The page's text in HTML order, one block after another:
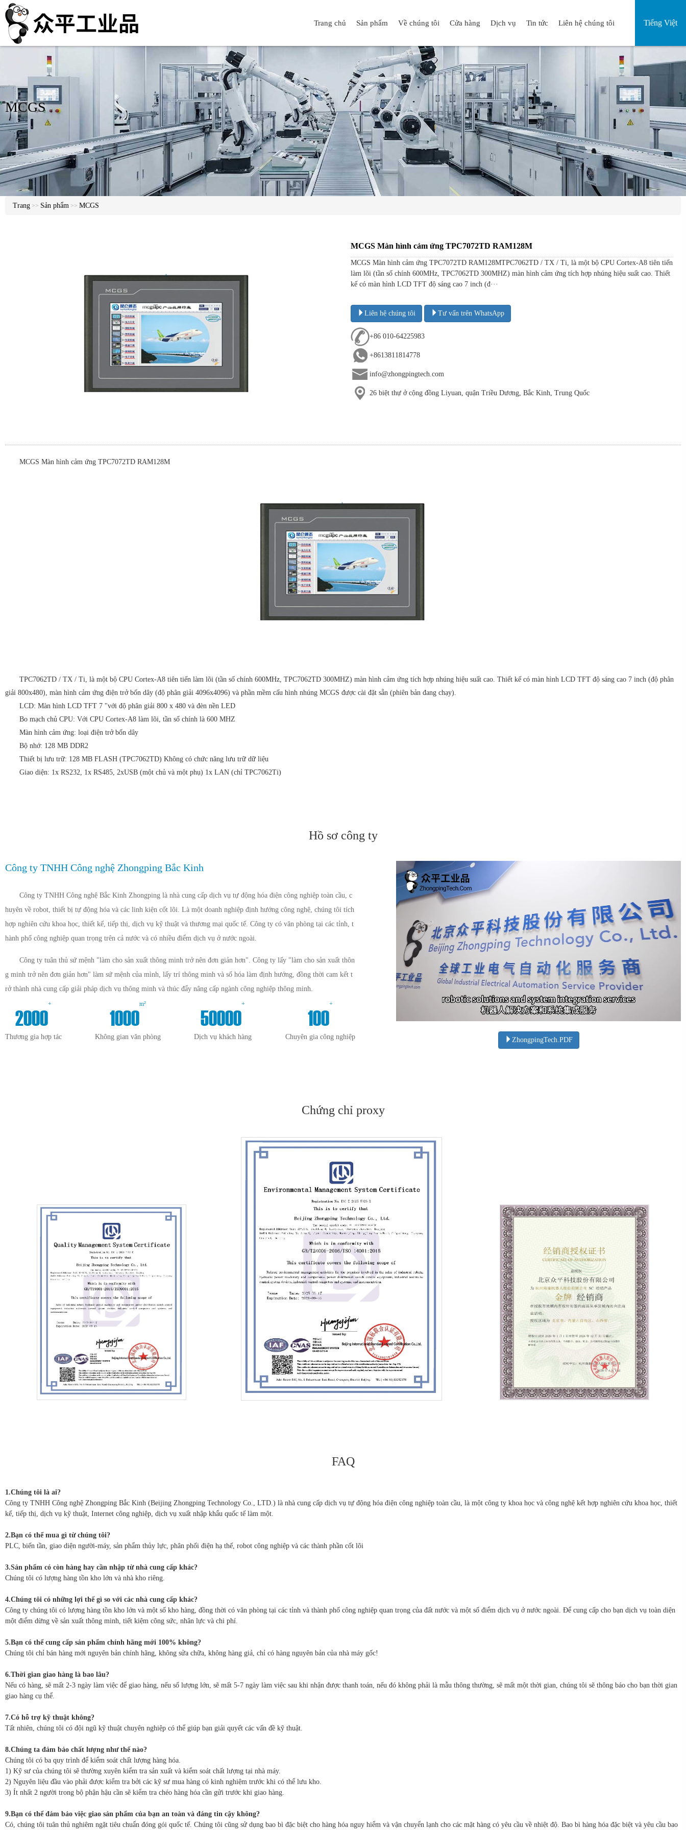
Tiếng Việt
Trang chủ Sản phẩm Về chúng tôi Cửa hàng Dịch vụ Tin tức Liên hệ chúng tôi
MCGS
Trang >> Sản phẩm >> MCGS
MCGS Màn hình cảm ứng TPC7072TD RAM128M
MCGS Màn hình cảm ứng TPC7072TD RAM128MTPC7062TD / TX / Ti, là một bộ CPU Cortex-A8 tiên tiến
làm lõi (tần số chính 600MHz, TPC7062TD 300MHZ) màn hình cảm ứng tích hợp nhúng hiệu suất cao. Thiết
kế có màn hình LCD TFT độ sáng cao 7 inch (đ···
Liên hệ chúng tôi Tư vấn trên WhatsApp
+86 010-64225983
+8613811814778
info@zhongpingtech.com
26 biệt thự ở cộng đồng Liyuan, quận Triều Dương, Bắc Kinh, Trung Quốc
MCGS Màn hình cảm ứng TPC7072TD RAM128M
TPC7062TD / TX / Ti, là một bộ CPU Cortex-A8 tiên tiến làm lõi (tần số chính 600MHz, TPC7062TD 300MHZ) màn hình cảm ứng tích hợp nhúng hiệu suất cao. Thiết kế có màn hình LCD TFT độ sáng cao 7 inch (độ phân
giải 800x480), màn hình cảm ứng điện trở bốn dây (độ phân giải 4096x4096) và phần mềm cấu hình nhúng MCGS được cài đặt sẵn (phiên bản đang chạy).
LCD: Màn hình LCD TFT 7 "với độ phân giải 800 x 480 và đèn nền LED
Bo mạch chủ CPU: Với CPU Cortex-A8 làm lõi, tần số chính là 600 MHZ
Màn hình cảm ứng: loại điện trở bốn dây
Bộ nhớ: 128 MB DDR2
Thiết bị lưu trữ: 128 MB FLASH (TPC7062TD) Không có chức năng lưu trữ dữ liệu
Giao diện: 1x RS232, 1x RS485, 2xUSB (một chủ và một phụ) 1x LAN (chỉ TPC7062Ti)
Hồ sơ công ty
Công ty TNHH Công nghệ Zhongping Bắc Kinh
Công ty TNHH Công nghệ Bắc Kinh Zhongping là nhà cung cấp dịch vụ tự động hóa điện công nghiệp toàn cầu, c
huyên về robot, thiết bị tự động hóa và các linh kiện cốt lõi. Là một doanh nghiệp định hướng công nghệ, chúng tôi tích
hợp nghiên cứu khoa học, thiết kế, tiếp thị, dịch vụ kỹ thuật và thương mại quốc tế. Công ty có văn phòng tại các tỉnh, t
hành phố công nghiệp quan trọng trên cả nước và có nhiều điểm dịch vụ ở nước ngoài.
Công ty tuân thủ sứ mệnh "làm cho sản xuất thông minh trở nên đơn giản hơn". Công ty lấy "làm cho sản xuất thôn
g minh trở nên đơn giản hơn" làm sứ mệnh của mình, lấy trí thông minh và số hóa làm định hướng, đồng thời cam kết t
rở thành nhà cung cấp giải pháp dịch vụ thông minh và thúc đẩy nâng cấp ngành công nghiệp thông minh.
2000
+
Thương gia hợp tác
1000
m²
Không gian văn phòng
50000
+
Dịch vụ khách hàng
100
+
Chuyên gia công nghiệp ZhongpingTech.PDF
Chứng chỉ proxy
FAQ
1.Chúng tôi là ai?
Công ty TNHH Công nghệ Zhongping Bắc Kinh (Beijing Zhongping Technology Co., LTD.) là nhà cung cấp dịch vụ tự động hóa điện công nghiệp toàn cầu, là một công ty khoa học và công nghệ kết hợp nghiên cứu khoa học, thiết
kế, tiếp thị, dịch vụ kỹ thuật, Internet công nghiệp, dịch vụ xuất nhập khẩu quốc tế làm một.
2.Bạn có thể mua gì từ chúng tôi?
PLC, biến tần, giao diện người-máy, sản phẩm thủy lực, phân phối điện hạ thế, robot công nghiệp và các thành phần cốt lõi
3.Sản phẩm có còn hàng hay cần nhập từ nhà cung cấp khác?
Chúng tôi có lượng hàng tồn kho lớn và nhà kho riêng.
4.Chúng tôi có những lợi thế gì so với các nhà cung cấp khác?
Công ty chúng tôi có lượng hàng tồn kho lớn và một số kho hàng, đồng thời có văn phòng tại các tỉnh và thành phố công nghiệp quan trọng của đất nước và một số điểm dịch vụ ở nước ngoài. Để cung cấp cho bạn dịch vụ toàn diện
một điểm dừng về sản xuất thông minh, tiết kiệm công sức, nhân lực và chi phí.
5.Bạn có thể cung cấp sản phẩm chính hãng mới 100% không?
Chúng tôi chỉ bán hàng mới nguyên bản chính hãng, không sửa chữa, không hàng giả, chỉ có hàng nguyên bản của nhà máy gốc!
6.Thời gian giao hàng là bao lâu?
Nếu có hàng, sẽ mất 2-3 ngày làm việc để giao hàng, nếu số lượng lớn, sẽ mất 5-7 ngày làm việc sau khi nhận được thanh toán, nếu đó không phải là mẫu thông thường, sẽ mất một thời gian, chúng tôi sẽ thông báo cho bạn thời gian
giao hàng cụ thể.
7.Có hỗ trợ kỹ thuật không?
Tất nhiên, chúng tôi có đội ngũ kỹ thuật chuyên nghiệp có thể giúp bạn giải quyết các vấn đề kỹ thuật.
8.Chúng ta đảm bảo chất lượng như thế nào?
Chúng tôi có ba quy trình để kiểm soát chất lượng hàng hóa.
1) Kỹ sư của chúng tôi sẽ thường xuyên kiểm tra sản xuất và kiểm soát chất lượng tại nhà máy.
2) Nguyên liệu đầu vào phải được kiểm tra bởi các kỹ sư mua hàng có kinh nghiệm trước khi có thể lưu kho.
3) Ít nhất 2 người trong bộ phận hậu cần sẽ kiểm tra chéo hàng hóa cần gửi trước khi giao hàng.
9.Bạn có thể đảm bảo việc giao sản phẩm của bạn an toàn và đáng tin cậy không?
Có, chúng tôi tuân thủ nghiêm ngặt tiêu chuẩn đóng gói quốc tế. Chúng tôi cũng sử dụng bao bì đặc biệt cho hàng hóa nguy hiểm và vận chuyển lạnh cho các mặt hàng có yêu cầu về nhiệt độ. Bao bì hàng hóa đặc biệt và yêu cầu bao